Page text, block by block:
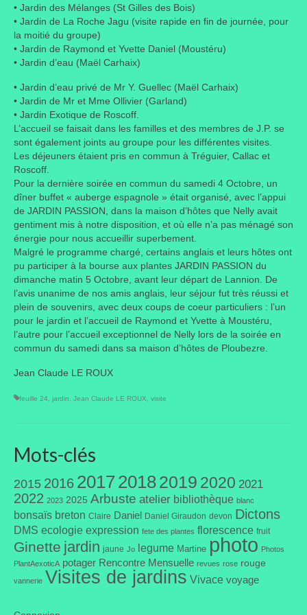
Portes ouvertes
Visites de jardins
Autres
Flore et faune
Flore
Graminées
Vivaces
Faune
Oiseaux
Et aussi…
Liens préférés de JPL
Plats principaux
Desserts
Boissons
Autres
Infos pratiques
Règlement Intérieur – Statuts et cotisation JPL
• Jardin des Mélanges (St Gilles des Bois)
• Jardin de La Roche Jagu (visite rapide en fin de journée, pour
la moitié du groupe)
• Jardin de Raymond et Yvette Daniel (Moustéru)
• Jardin d’eau (Maël Carhaix)
• Jardin d’eau privé de Mr Y. Guellec (Maël Carhaix)
• Jardin de Mr et Mme Ollivier (Garland)
• Jardin Exotique de Roscoff.
L’accueil se faisait dans les familles et des membres de J.P. se
sont également joints au groupe pour les différentes visites.
Les déjeuners étaient pris en commun à Tréguier, Callac et
Roscoff.
Pour la dernière soirée en commun du samedi 4 Octobre, un
dîner buffet « auberge espagnole » était organisé, avec l’appui
de JARDIN PASSION, dans la maison d’hôtes que Nelly avait
gentiment mis à notre disposition, et où elle n’a pas ménagé son
énergie pour nous accueillir superbement.
Malgré le programme chargé, certains anglais et leurs hôtes ont
pu participer à la bourse aux plantes JARDIN PASSION du
dimanche matin 5 Octobre, avant leur départ de Lannion. De
l’avis unanime de nos amis anglais, leur séjour fut très réussi et
plein de souvenirs, avec deux coups de coeur particuliers : l’un
pour le jardin et l’accueil de Raymond et Yvette à Moustéru,
l’autre pour l’accueil exceptionnel de Nelly lors de la soirée en
commun du samedi dans sa maison d’hôtes de Ploubezre.
Jean Claude LE ROUX
feuille 24 jardin Jean Claude LE ROUX visite
Mots-clés
2015 2016 201720182019 2020 2021
2022 2023 2025 Arbuste atelier bibliothèque blanc
bonsaïs breton Claire Daniel Daniel Giraudon devon Dictons
DMS ecologie expression fete des plantes florescence fruit
Ginette jardin jaune Jo legume Martine photo Photos
PlantAexoticA potager Rencontre Mensuelle revues rose rouge
vannerie Visites de jardins Vivace voyage